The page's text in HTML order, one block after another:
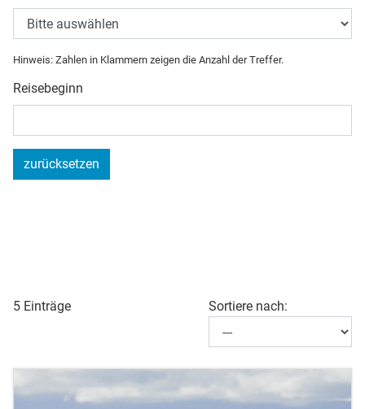
Hinweis: Zahlen in Klammern zeigen die Anzahl der Treffer.
Reisebeginn
zurücksetzen
5 Einträge Sortiere nach: